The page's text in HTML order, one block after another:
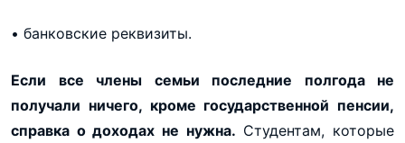
• банковские реквизиты.
Если все члены семьи последние полгода не
получали ничего, кроме государственной пенсии,
справка о доходах не нужна. Студентам, которые